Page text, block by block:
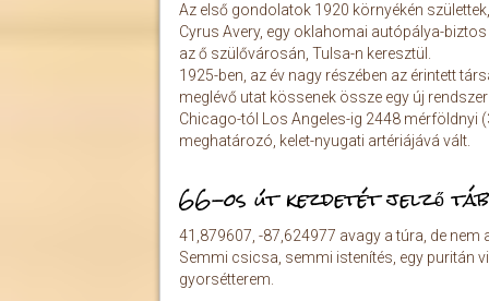
Az első gondolatok 1920 környékén
Cyrus Avery, egy oklahomai autópálya-
az ő szülővárosán, Tulsa-n keresztül.
​1925-ben, az év nagy részében az érintett
meglévő utat kössenek össze egy új
Chicago-tól Los Angeles-ig 2448 mérföldnyi
meghatározó, kelet-nyugati artériájává vált.
66-os út kezdetét jelző
41,879607, -87,624977 avagy a túra, de nem
Semmi csicsa, semmi istenítés, egy puritán
gyorsétterem.